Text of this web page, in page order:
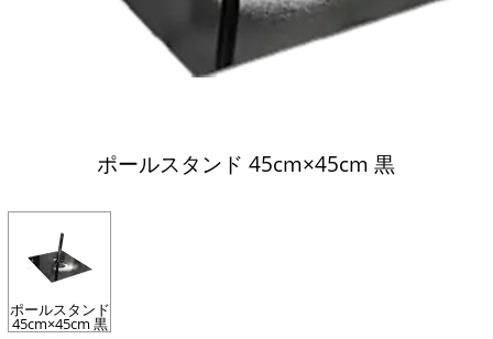
ポールスタンド 45cm×45cm 黒
ポールスタンド
45cm×45cm 黒